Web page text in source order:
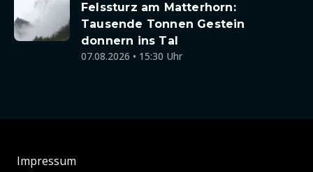
Felssturz am Matterhorn:
Tausende Tonnen Gestein
donnern ins Tal
07.08.2026 • 15:30 Uhr
Impressum